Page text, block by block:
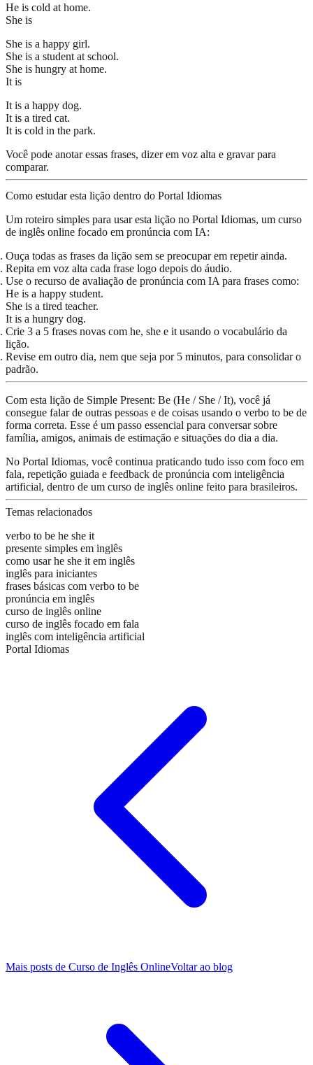
He is cold at home.
She is
She is a happy girl.
She is a student at school.
She is hungry at home.
It is
It is a happy dog.
It is a tired cat.
It is cold in the park.
Você pode anotar essas frases, dizer em voz alta e gravar para
comparar.
Como estudar esta lição dentro do Portal Idiomas
Um roteiro simples para usar esta lição no Portal Idiomas, um curso
de inglês online focado em pronúncia com IA:
Ouça todas as frases da lição sem se preocupar em repetir ainda.
Repita em voz alta cada frase logo depois do áudio.
Use o recurso de avaliação de pronúncia com IA para frases como:
He is a happy student.
She is a tired teacher.
It is a hungry dog.
Crie 3 a 5 frases novas com he, she e it usando o vocabulário da
lição.
Revise em outro dia, nem que seja por 5 minutos, para consolidar o
padrão.
Com esta lição de Simple Present: Be (He / She / It), você já
consegue falar de outras pessoas e de coisas usando o verbo to be de
forma correta. Esse é um passo essencial para conversar sobre
família, amigos, animais de estimação e situações do dia a dia.
No Portal Idiomas, você continua praticando tudo isso com foco em
fala, repetição guiada e feedback de pronúncia com inteligência
artificial, dentro de um curso de inglês online feito para brasileiros.
Temas relacionados
verbo to be he she it
presente simples em inglês
como usar he she it em inglês
inglês para iniciantes
frases básicas com verbo to be
pronúncia em inglês
curso de inglês online
curso de inglês focado em fala
inglês com inteligência artificial
Portal Idiomas
Mais posts de Curso de Inglês OnlineVoltar ao blog